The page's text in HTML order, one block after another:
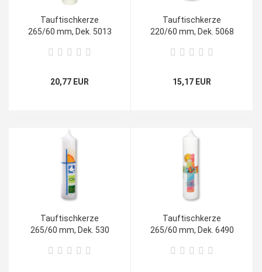
Tauftischkerze
265/60 mm, Dek. 5013
20,77 EUR
Tauftischkerze
220/60 mm, Dek. 5068
15,17 EUR
Tauftischkerze
265/60 mm, Dek. 530
Tauftischkerze
265/60 mm, Dek. 6490